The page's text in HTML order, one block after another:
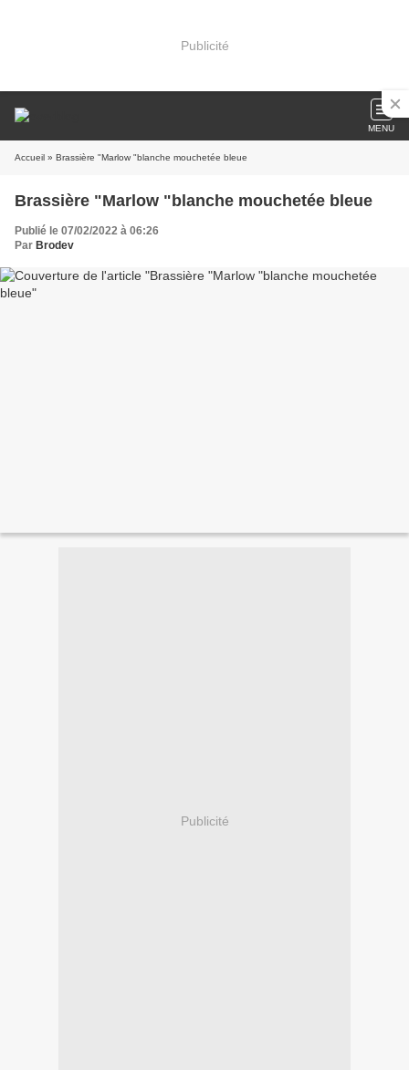
Publicité
MENU
Accueil » Brassière "Marlow "blanche mouchetée bleue
Brassière "Marlow "blanche mouchetée bleue
Publié le 07/02/2022 à 06:26
Par Brodev
Publicité